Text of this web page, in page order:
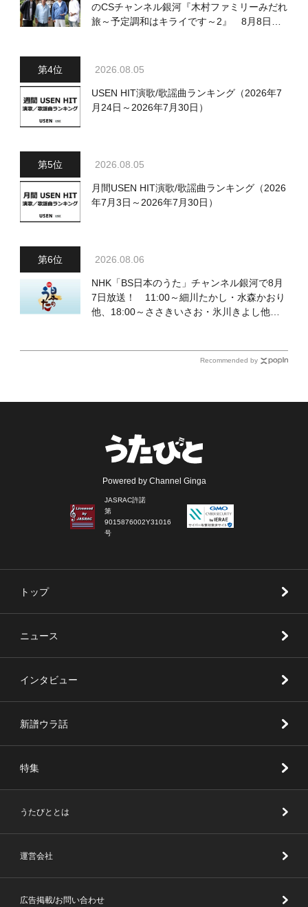
のCSチャンネル銀河『木村ファミリーみだれ
旅～予定調和はキライです～2』 8月8日
2026.08.05
USEN HIT演歌/歌謡曲ランキング（2026年7
月24日～2026年7月30日）
2026.08.05
月間USEN HIT演歌/歌謡曲ランキング（2026
年7月3日～2026年7月30日）
2026.08.06
NHK「BS日本のうた」チャンネル銀河で8月
7日放送！ 11:00～細川たかし・水森かおり
他、18:00～ささきいさお・氷川きよし他登
Recommended by
Powered by Channel Ginga
JASRAC許諾
第
9015876002Y31016
号
トップ
ニュース
インタビュー
新譜ウラ話
特集
うたびととは
運営会社
広告掲載/お問い合わせ